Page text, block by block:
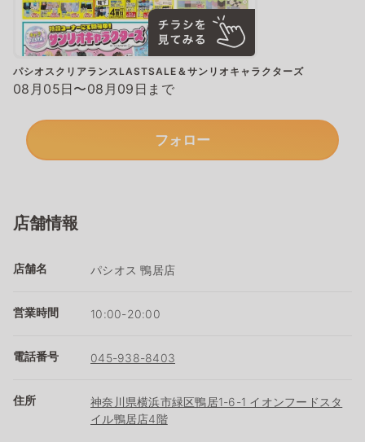
パシオスクリアランスLASTSALE＆サンリオキャラクターズ
08月05日〜08月09日まで
フォロー
店舗情報
店舗名 パシオス 鴨居店
営業時間 10:00-20:00
電話番号 045-938-8403
住所
神奈川県横浜市緑区鴨居1-6-1 イオンフードスタ
イル鴨居店4階